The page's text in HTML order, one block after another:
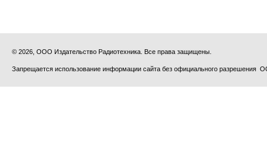
© 2026, ООО Издательство Радиотехника. Все права защищены.
Запрещается использование информации сайта без официального разрешения